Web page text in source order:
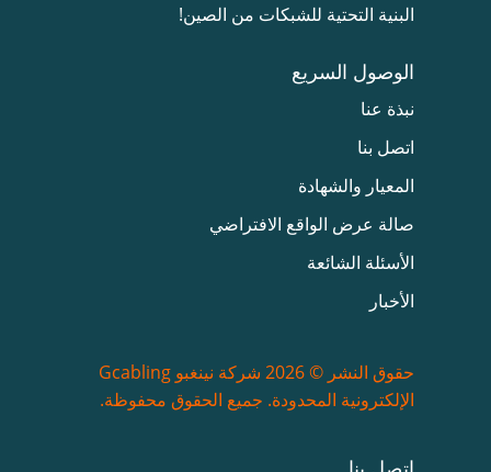
البنية التحتية للشبكات من الصين!
الوصول السريع
نبذة عنا
اتصل بنا
المعيار والشهادة
صالة عرض الواقع الافتراضي
الأسئلة الشائعة
الأخبار
حقوق النشر © 2026 شركة نينغبو Gcabling
الإلكترونية المحدودة. جميع الحقوق محفوظة.